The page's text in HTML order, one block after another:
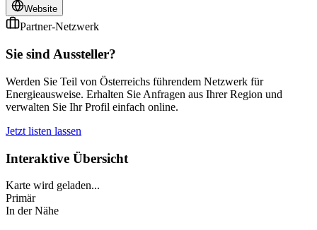
Website
Partner-Netzwerk
Sie sind Aussteller?
Werden Sie Teil von Österreichs führendem Netzwerk für
Energieausweise. Erhalten Sie Anfragen aus Ihrer Region und
verwalten Sie Ihr Profil einfach online.
Jetzt listen lassen
Interaktive Übersicht
Karte wird geladen...
Primär
In der Nähe